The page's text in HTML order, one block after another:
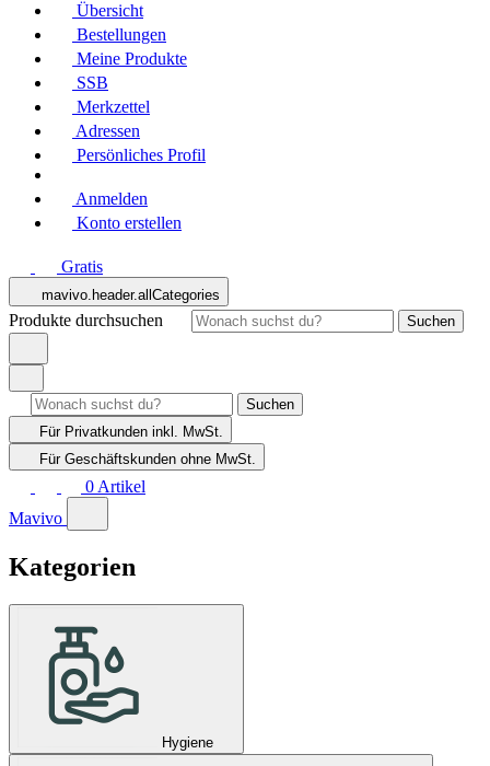
Übersicht
Bestellungen
Meine Produkte
SSB
Merkzettel
Adressen
Persönliches Profil
Anmelden
Konto erstellen
Gratis
mavivo.header.allCategories
Produkte durchsuchen Suchen
Suchen
Für Privatkunden inkl. MwSt.
Für Geschäftskunden ohne MwSt.
0 Artikel
Mavivo
Kategorien
Hygiene